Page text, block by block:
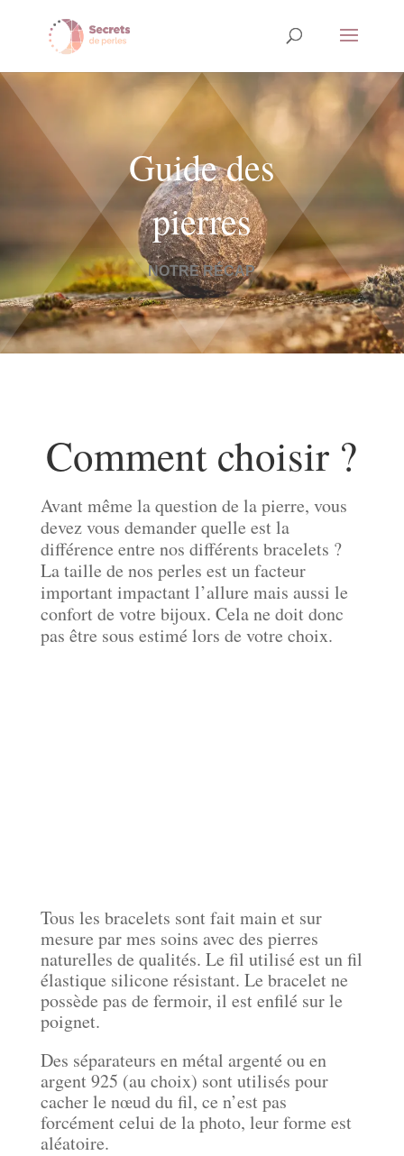
Guide des
pierres
NOTRE RÉCAP
Comment choisir ?
Avant même la question de la pierre, vous
devez vous demander quelle est la
différence entre nos différents bracelets ?
La taille de nos perles est un facteur
important impactant l’allure mais aussi le
confort de votre bijoux. Cela ne doit donc
pas être sous estimé lors de votre choix.
Tous les bracelets sont fait main et sur
mesure par mes soins avec des pierres
naturelles de qualités. Le fil utilisé est un fil
élastique silicone résistant. Le bracelet ne
possède pas de fermoir, il est enfilé sur le
poignet.
Des séparateurs en métal argenté ou en
argent 925 (au choix) sont utilisés pour
cacher le nœud du fil, ce n’est pas
forcément celui de la photo, leur forme est
aléatoire.